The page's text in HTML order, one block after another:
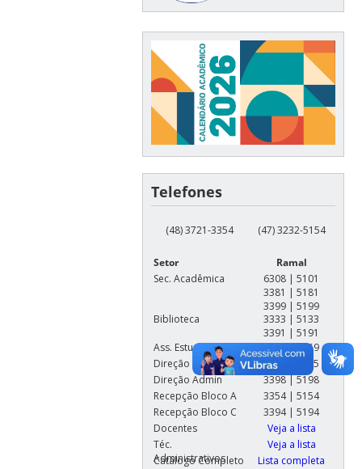
Telefones
(48) 3721-3354 (47) 3232-5154
Setor
Ramal
Sec. Acadêmica
6308 | 5101
3381 | 5181
3399 | 5199
Biblioteca
3333 | 5133
3391 | 5191
Ass. Estudantil
3359 | 5159
Direção Geral
3395 | 5195
Direção Admin
3398 | 5198
Recepção Bloco A
3354 | 5154
Recepção Bloco C
3394 | 5194
Docentes
Veja a lista
Téc.
Administrativos
Veja a lista
Catálogo Completo
Lista completa